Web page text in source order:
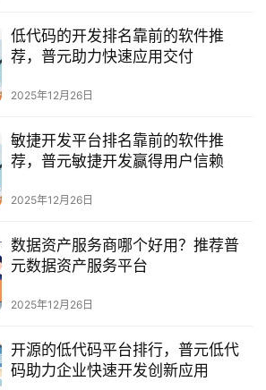
低代码的开发排名靠前的软件推
荐，普元助力快速应用交付
2025年12月26日
敏捷开发平台排名靠前的软件推
荐，普元敏捷开发赢得用户信赖
2025年12月26日
数据资产服务商哪个好用？推荐普
元数据资产服务平台
2025年12月26日
开源的低代码平台排行，普元低代
码助力企业快速开发创新应用